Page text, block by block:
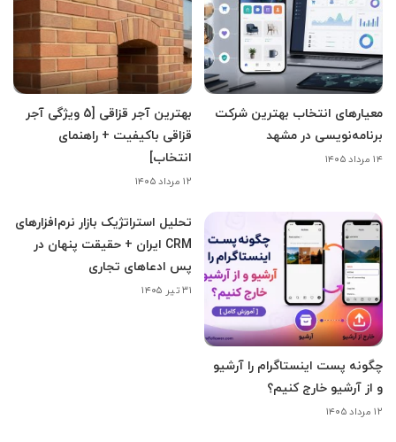
معیارهای انتخاب بهترین شرکت
برنامه‌نویسی در مشهد
۱۴ مرداد ۱۴۰۵
بهترین آجر قزاقی [5 ویژگی آجر
قزاقی باکیفیت + راهنمای
انتخاب]
۱۲ مرداد ۱۴۰۵
چگونه پست اینستاگرام را آرشیو
و از آرشیو خارج کنیم؟
۱۲ مرداد ۱۴۰۵
تحلیل استراتژیک بازار نرم‌افزارهای
CRM ایران + حقیقت پنهان در
پس ادعاهای تجاری
۳۱ تیر ۱۴۰۵